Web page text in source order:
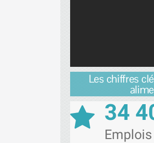
Les chiffres
34